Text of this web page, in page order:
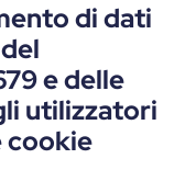
di dati
e delle
utilizzatori
cookie